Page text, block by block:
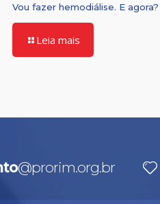
Vou fazer hemodiálise. E agora?
Leia mais
@prorim.org.br